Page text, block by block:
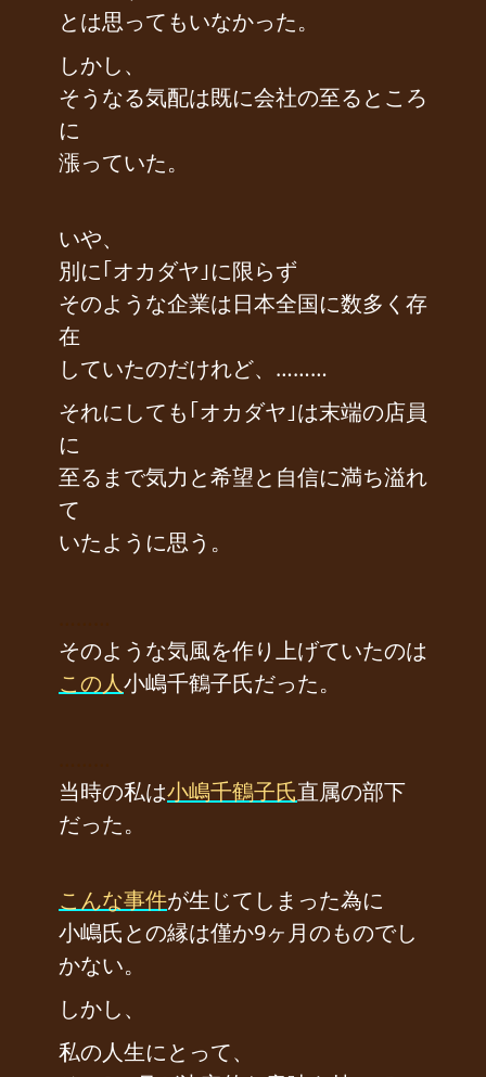
とは思ってもいなかった。
しかし、
そうなる気配は既に会社の至るところ
に
漲っていた。
いや、
別に｢オカダヤ｣に限らず
そのような企業は日本全国に数多く存
在
していたのだけれど、………
それにしても｢オカダヤ｣は末端の店員
に
至るまで気力と希望と自信に満ち溢れ
て
いたように思う。
そのような気風を作り上げていたのは
この人小嶋千鶴子氏だった。
当時の私は小嶋千鶴子氏直属の部下
だった。
こんな事件が生じてしまった為に
小嶋氏との縁は僅か9ヶ月のものでし
かない。
しかし、
私の人生にとって、